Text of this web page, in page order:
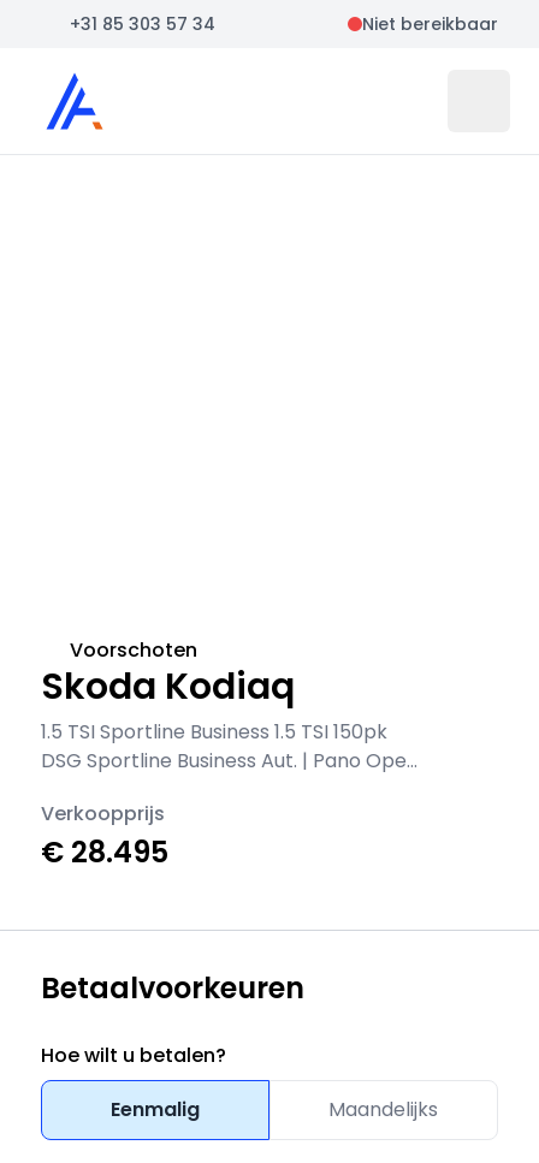
+31 85 303 57 34 Niet bereikbaar
Auto Atlas
Skoda Kodiaq
1.5 TSI Sportline Business 1.5 TSI 150pk
DSG Sportline Business Aut. | Pano Open
Canton 20" Vega LMV ECC Navi LED ACC
Camera Trekhaak Side Assist Metallic |
Voorschoten
Verkoopprijs
€ 28.495
Betaalvoorkeuren
Hoe wilt u betalen?
Eenmalig
Maandelijks